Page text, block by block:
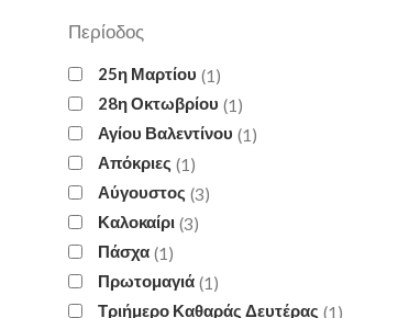
Περίοδος
25η Μαρτίου 1
28η Οκτωβρίου 1
Αγίου Βαλεντίνου 1
Απόκριες 1
Αύγουστος 3
Καλοκαίρι 3
Πάσχα 1
Πρωτομαγιά 1
Τριήμερο Καθαράς Δευτέρας 1